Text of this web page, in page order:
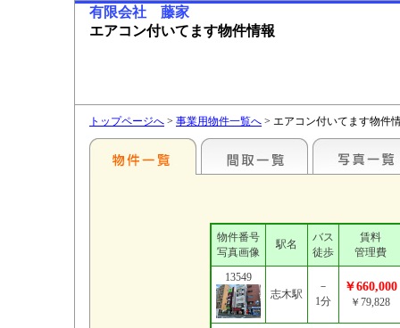
有限会社 藤家
エアコン付いてます物件情報
トップページへ > 事業用物件一覧へ > エアコン付いてます物件
物件番号
写真画像
駅名
バス
徒歩
賃料
管理費
13549
志木駅
－
1分
￥660,000
￥79,828